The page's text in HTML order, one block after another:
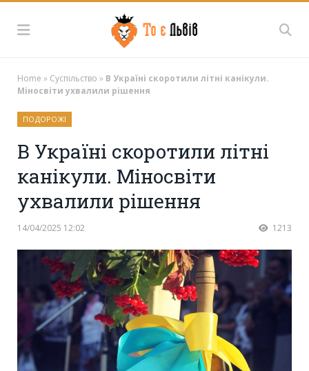
Home » Суспільство » В Україні скоротили літні канікули.
Міносвіти ухвалили рішення
ПОДОРОЖІ
В Україні скоротили літні
канікули. Міносвіти
ухвалили рішення
14/04/2025 12:02 1213